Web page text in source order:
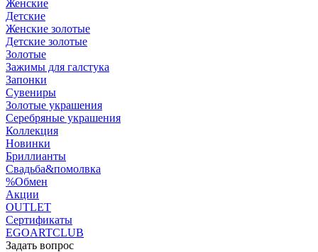
Женские
Детские
Женские золотые
Детские золотые
Золотые
Зажимы для галстука
Запонки
Сувениры
Золотые украшения
Серебряные украшения
Коллекция
Новинки
Бриллианты
Свадьба&помолвка
%Обмен
Акции
OUTLET
Сертификаты
EGOARTCLUB
Задать вопрос